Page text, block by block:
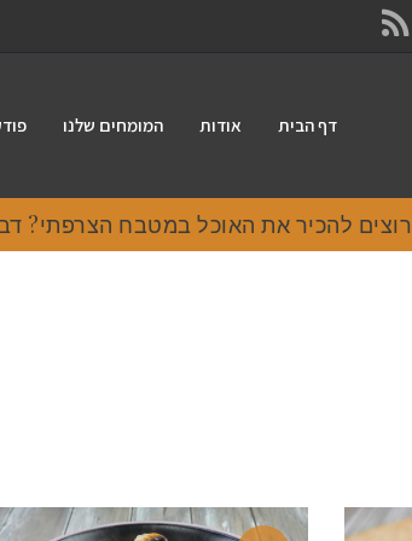
דף הבית אודות המומחים שלנו
רוצים להכיר את האוכל במטבח הצרפתי? דברו איתי